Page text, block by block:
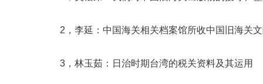
2，李延：中国海关相关档案馆所收中国旧海关
3，林玉茹：日治时期台湾的税关资料及其运用